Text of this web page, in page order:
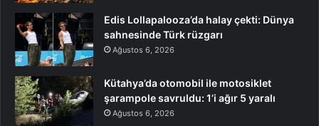
Edis Lollapalooza’da halay çekti: Dünya
sahnesinde Türk rüzgarı
Ağustos 6, 2026
Kütahya’da otomobil ile motosiklet
şarampole savruldu: 1’i ağır 5 yaralı
Ağustos 6, 2026